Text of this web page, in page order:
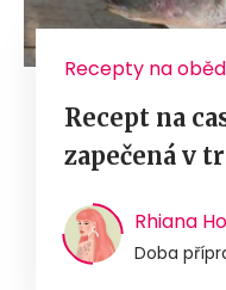
Recepty na oběd
Recept na
zapečená v
Rhiana
Doba